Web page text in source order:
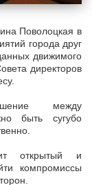
Поволоцкая в
города друг
движимого
директоров
между
быть сугубо
открытый и
компромиссы